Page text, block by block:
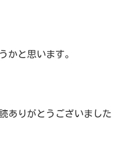
かと思います。
ありがとうございました